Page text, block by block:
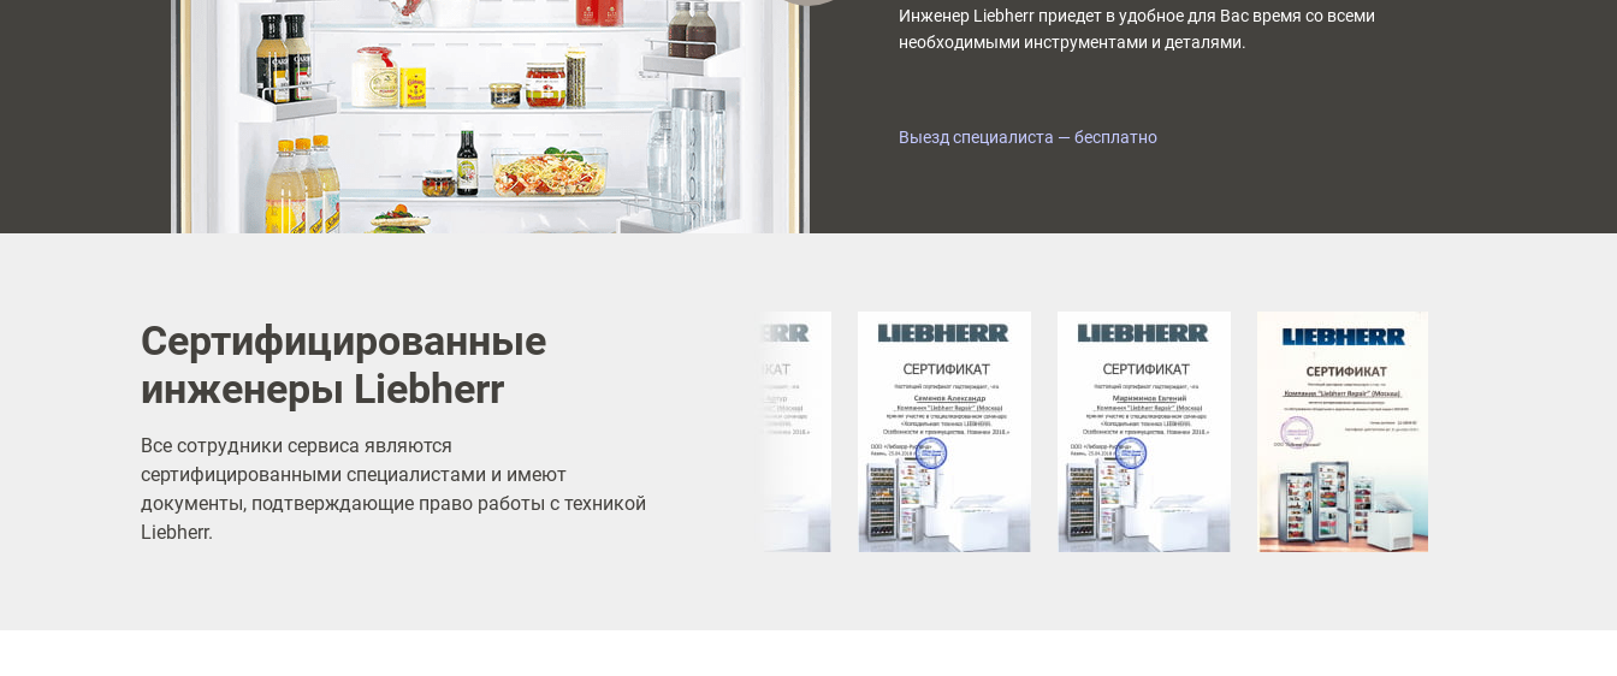
Инженер Liebherr приедет в удобное для Вас время со всеми
необходимыми инструментами и деталями.
Выезд специалиста — бесплатно
Сертифицированные
инженеры Liebherr
Все сотрудники сервиса являются
сертифицированными специалистами и имеют
документы, подтверждающие право работы с техникой
Liebherr.